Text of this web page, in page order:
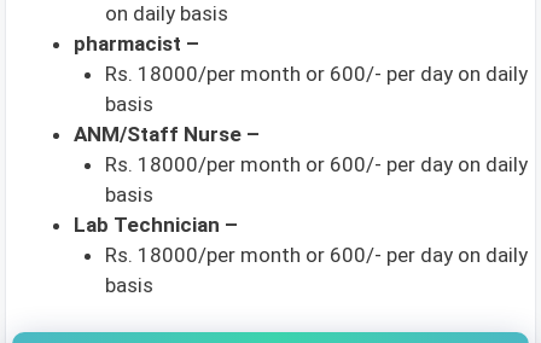
on daily basis
pharmacist –
Rs. 18000/per month or 600/- per day on daily
basis
ANM/Staff Nurse –
Rs. 18000/per month or 600/- per day on daily
basis
Lab Technician –
Rs. 18000/per month or 600/- per day on daily
basis